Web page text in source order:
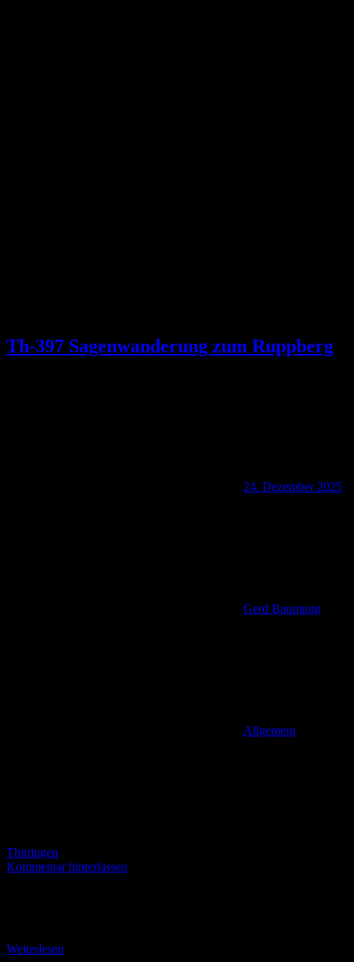
Th-397 Sagenwanderung zum Ruppberg
24. Dezember 2025
Gerd Baumung
Allgemein
Thüringen
Kommentar hinterlassen
Weiterlesen